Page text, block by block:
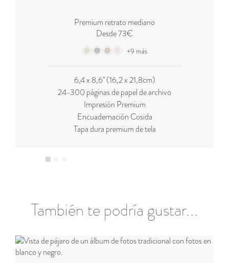
Premium retrato mediano
Desde 73€
+9 más
6,4 x 8,6'' (16,2 x 21,8cm)
24-300 páginas de papel de archivo
Impresión Premium
Encuadernación Cosida
Tapa dura premium de tela
También te podría gustar...